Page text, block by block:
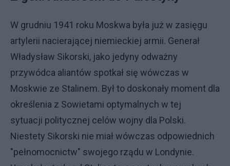
W grudniu 1941 roku Moskwa była już w zasięgu
artylerii nacierającej niemieckiej armii. Generał
Władysław Sikorski, jako jedyny odważny
przywódca aliantów spotkał się wówczas w
Moskwie ze Stalinem. Był to doskonały moment dla
określenia z Sowietami optymalnych w tej
sytuacji politycznej celów wojny dla Polski.
Niestety Sikorski nie miał wówczas odpowiednich
"pełnomocnictw" swojego rządu w Londynie.